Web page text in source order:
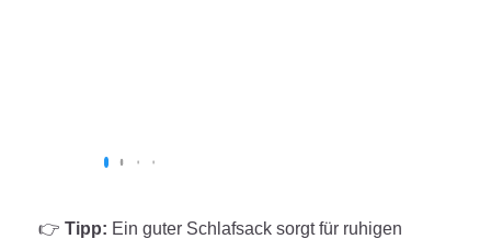
👉 Tipp: Ein guter Schlafsack sorgt für ruhigen